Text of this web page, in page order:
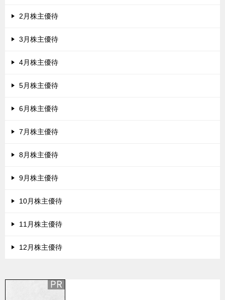
2月株主優待
3月株主優待
4月株主優待
5月株主優待
6月株主優待
7月株主優待
8月株主優待
9月株主優待
10月株主優待
11月株主優待
12月株主優待